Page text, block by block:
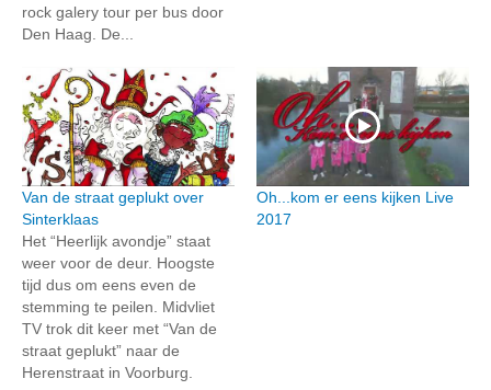
rock galery tour per bus door
Den Haag. De...
Van de straat geplukt over
Sinterklaas
Het “Heerlijk avondje” staat
weer voor de deur. Hoogste
tijd dus om eens even de
stemming te peilen. Midvliet
TV trok dit keer met “Van de
straat geplukt” naar de
Herenstraat in Voorburg.
Oh...kom er eens kijken Live
2017